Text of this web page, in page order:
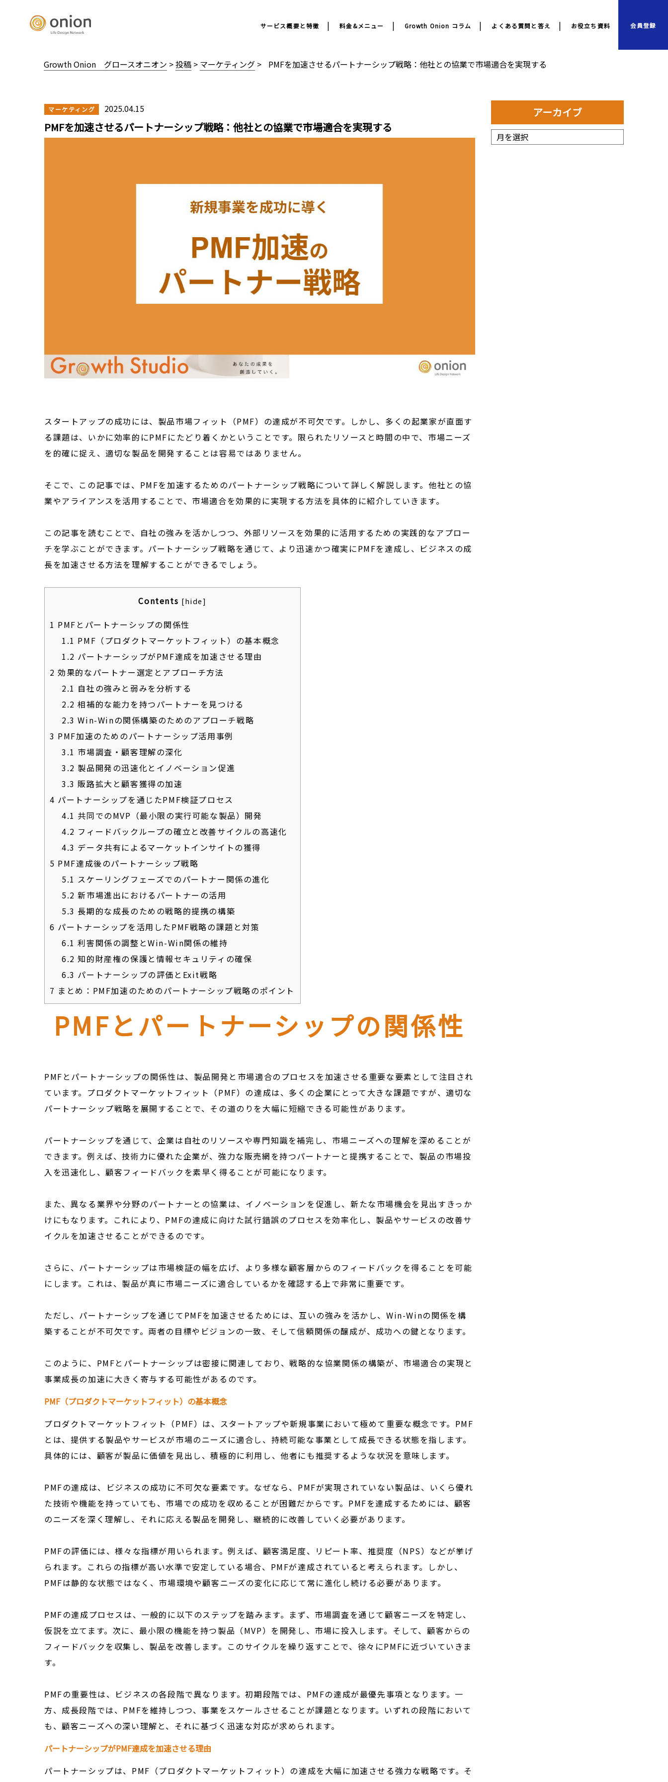
サービス概要と特徴 料金&メニュー Growth Onion コラム よくある質問と答え お役立ち資料 会員登録
Growth Onion グロースオニオン >投稿 > マーケティング > PMFを加速させるパートナーシップ戦略：他社との協業で市場適合を実現する
マーケティング 2025.04.15
PMFを加速させるパートナーシップ戦略：他社との協業で市場適合を実現する
スタートアップの成功には、製品市場フィット（PMF）の達成が不可欠です。しかし、多くの起業家が直面す
る課題は、いかに効率的にPMFにたどり着くかということです。限られたリソースと時間の中で、市場ニーズ
を的確に捉え、適切な製品を開発することは容易ではありません。
そこで、この記事では、PMFを加速するためのパートナーシップ戦略について詳しく解説します。他社との協
業やアライアンスを活用することで、市場適合を効果的に実現する方法を具体的に紹介していきます。
この記事を読むことで、自社の強みを活かしつつ、外部リソースを効果的に活用するための実践的なアプロー
チを学ぶことができます。パートナーシップ戦略を通じて、より迅速かつ確実にPMFを達成し、ビジネスの成
長を加速させる方法を理解することができるでしょう。
Contents [hide]
1 PMFとパートナーシップの関係性
1.1 PMF（プロダクトマーケットフィット）の基本概念
1.2 パートナーシップがPMF達成を加速させる理由
2 効果的なパートナー選定とアプローチ方法
2.1 自社の強みと弱みを分析する
2.2 相補的な能力を持つパートナーを見つける
2.3 Win-Winの関係構築のためのアプローチ戦略
3 PMF加速のためのパートナーシップ活用事例
3.1 市場調査・顧客理解の深化
3.2 製品開発の迅速化とイノベーション促進
3.3 販路拡大と顧客獲得の加速
4 パートナーシップを通じたPMF検証プロセス
4.1 共同でのMVP（最小限の実行可能な製品）開発
4.2 フィードバックループの確立と改善サイクルの高速化
4.3 データ共有によるマーケットインサイトの獲得
5 PMF達成後のパートナーシップ戦略
5.1 スケーリングフェーズでのパートナー関係の進化
5.2 新市場進出におけるパートナーの活用
5.3 長期的な成長のための戦略的提携の構築
6 パートナーシップを活用したPMF戦略の課題と対策
6.1 利害関係の調整とWin-Win関係の維持
6.2 知的財産権の保護と情報セキュリティの確保
6.3 パートナーシップの評価とExit戦略
7 まとめ：PMF加速のためのパートナーシップ戦略のポイント
PMFとパートナーシップの関係性
PMFとパートナーシップの関係性は、製品開発と市場適合のプロセスを加速させる重要な要素として注目され
ています。プロダクトマーケットフィット（PMF）の達成は、多くの企業にとって大きな課題ですが、適切な
パートナーシップ戦略を展開することで、その道のりを大幅に短縮できる可能性があります。
パートナーシップを通じて、企業は自社のリソースや専門知識を補完し、市場ニーズへの理解を深めることが
できます。例えば、技術力に優れた企業が、強力な販売網を持つパートナーと提携することで、製品の市場投
入を迅速化し、顧客フィードバックを素早く得ることが可能になります。
また、異なる業界や分野のパートナーとの協業は、イノベーションを促進し、新たな市場機会を見出すきっか
けにもなります。これにより、PMFの達成に向けた試行錯誤のプロセスを効率化し、製品やサービスの改善サ
イクルを加速させることができるのです。
さらに、パートナーシップは市場検証の幅を広げ、より多様な顧客層からのフィードバックを得ることを可能
にします。これは、製品が真に市場ニーズに適合しているかを確認する上で非常に重要です。
ただし、パートナーシップを通じてPMFを加速させるためには、互いの強みを活かし、Win-Winの関係を構
築することが不可欠です。両者の目標やビジョンの一致、そして信頼関係の醸成が、成功への鍵となります。
このように、PMFとパートナーシップは密接に関連しており、戦略的な協業関係の構築が、市場適合の実現と
事業成長の加速に大きく寄与する可能性があるのです。
PMF（プロダクトマーケットフィット）の基本概念
プロダクトマーケットフィット（PMF）は、スタートアップや新規事業において極めて重要な概念です。PMF
とは、提供する製品やサービスが市場のニーズに適合し、持続可能な事業として成長できる状態を指します。
具体的には、顧客が製品に価値を見出し、積極的に利用し、他者にも推奨するような状況を意味します。
PMFの達成は、ビジネスの成功に不可欠な要素です。なぜなら、PMFが実現されていない製品は、いくら優れ
た技術や機能を持っていても、市場での成功を収めることが困難だからです。PMFを達成するためには、顧客
のニーズを深く理解し、それに応える製品を開発し、継続的に改善していく必要があります。
PMFの評価には、様々な指標が用いられます。例えば、顧客満足度、リピート率、推奨度（NPS）などが挙げ
られます。これらの指標が高い水準で安定している場合、PMFが達成されていると考えられます。しかし、
PMFは静的な状態ではなく、市場環境や顧客ニーズの変化に応じて常に進化し続ける必要があります。
PMFの達成プロセスは、一般的に以下のステップを踏みます。まず、市場調査を通じて顧客ニーズを特定し、
仮説を立てます。次に、最小限の機能を持つ製品（MVP）を開発し、市場に投入します。そして、顧客からの
フィードバックを収集し、製品を改善します。このサイクルを繰り返すことで、徐々にPMFに近づいていきま
す。
PMFの重要性は、ビジネスの各段階で異なります。初期段階では、PMFの達成が最優先事項となります。一
方、成長段階では、PMFを維持しつつ、事業をスケールさせることが課題となります。いずれの段階において
も、顧客ニーズへの深い理解と、それに基づく迅速な対応が求められます。
パートナーシップがPMF達成を加速させる理由
パートナーシップは、PMF（プロダクトマーケットフィット）の達成を大幅に加速させる強力な戦略です。そ
アーカイブ